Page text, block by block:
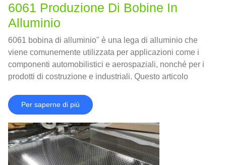
6061 Produzione Di Bobine In
Alluminio
6061 bobina di alluminio" è una lega di alluminio che
viene comunemente utilizzata per applicazioni come i
componenti automobilistici e aerospaziali, nonché per i
prodotti di costruzione e industriali. Questo articolo
bobina di alluminio, Dalla sua forma di materia prima al
prodotto finito.
Per saperne di più